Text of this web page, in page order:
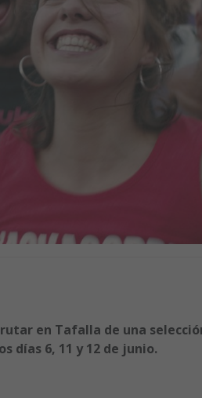
en Tafalla de una
días 6, 11 y 12 de junio.